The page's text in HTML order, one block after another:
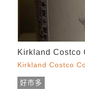
Kirkland Costco
Kirkland Costco
好市多